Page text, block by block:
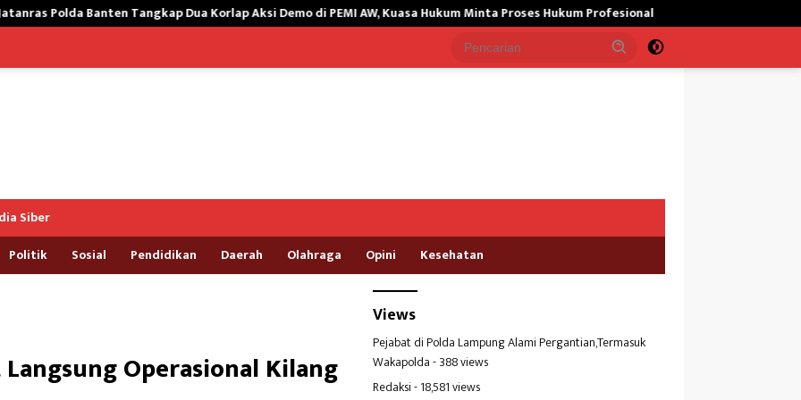
Dua Korlap Aksi Demo di PEMI AW, Kuasa Hukum Minta Proses Hukum Profesional Dugaan Pencemaran Penyebab Ikan
Siber
Politik Sosial Pendidikan Daerah Olahraga Opini Kesehatan
Operasional Kilang
Views
Pejabat di Polda Lampung Alami Pergantian,Termasuk
Wakapolda- 388 views
Redaksi- 18,581 views